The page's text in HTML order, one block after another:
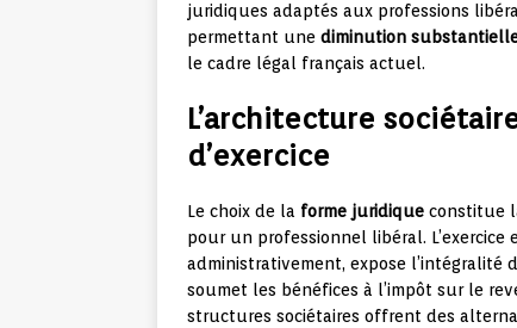
juridiques adaptés aux professions
permettant une diminution
le cadre légal français actuel.
L’architecture
d’exercice
Le choix de la forme juridique constitue
pour un professionnel libéral.
administrativement, expose l’intégralité
soumet les bénéfices à l’impôt sur le
structures sociétaires offrent des